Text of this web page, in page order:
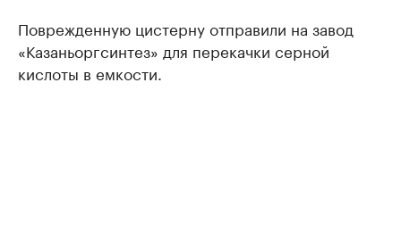
Поврежденную цистерну отправили на завод
«Казаньоргсинтез» для перекачки серной
кислоты в емкости.